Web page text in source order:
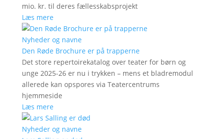
mio. kr. til deres fællesskabsprojekt
Læs mere
Nyheder og navne
Den Røde Brochure er på trapperne
Det store repertoirekatalog over teater for børn og
unge 2025-26 er nu i trykken – mens et bladremodul
allerede kan opspores via Teatercentrums
hjemmeside
Læs mere
Nyheder og navne